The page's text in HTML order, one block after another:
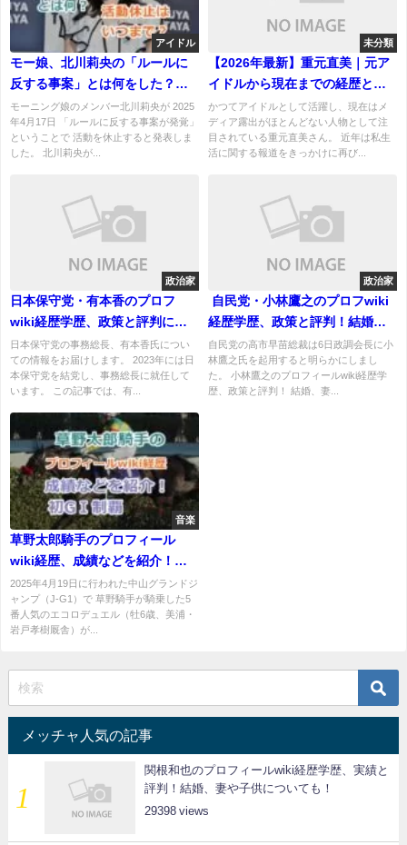
アイドル
モー娘、北川莉央の「ルールに
反する事案」とは何をした？活
動休止はいつまで？
モーニング娘のメンバー北川莉央が 2025
年4月17日 「ルールに反する事案が発覚」
ということで 活動を休止すると発表しま
した。 北川莉央が...
未分類
【2026年最新】重元直美｜元ア
イドルから現在までの経歴と話
題まとめ
かつてアイドルとして活躍し、現在はメ
ディア露出がほとんどない人物として注
目されている重元直美さん。 近年は私生
活に関する報道をきっかけに再び...
政治家
日本保守党・有本香のプロフ
wiki経歴学歴、政策と評判につ
いて！夫やこどもは？
日本保守党の事務総長、有本香氏につい
ての情報をお届けします。 2023年には日
本保守党を結党し、事務総長に就任して
います。 この記事では、有...
政治家
自民党・小林鷹之のプロフwiki
経歴学歴、政策と評判！結婚、
妻や子供についても！
自民党の高市早苗総裁は6日政調会長に小
林鷹之氏を起用すると明らかにしまし
た。 小林鷹之のプロフィールwiki経歴学
歴、政策と評判！ 結婚、妻...
音楽
草野太郎騎手のプロフィール
wiki経歴、成績などを紹介！エ
コロデュエルで初GⅠ制覇
2025年4月19日に行われた中山グランドジ
ャンプ（J-G1）で 草野騎手が騎乗した5
番人気のエコロデュエル（牡6歳、美浦・
岩戸孝樹厩舎）が...
メッチャ人気の記事
関根和也のプロフィールwiki経歴学歴、実績と
評判！結婚、妻や子供についても！
29398